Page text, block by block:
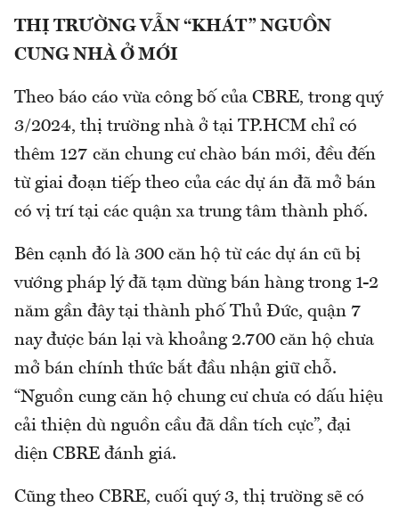
THỊ TRƯỜNG VẪN “KHÁT” NGUỒN
CUNG NHÀ Ở MỚI
Theo báo cáo vừa công bố của CBRE, trong quý
3/2024, thị trường nhà ở tại TP.HCM chỉ có
thêm 127 căn chung cư chào bán mới, đều đến
từ giai đoạn tiếp theo của các dự án đã mở bán
có vị trí tại các quận xa trung tâm thành phố.
Bên cạnh đó là 300 căn hộ từ các dự án cũ bị
vướng pháp lý đã tạm dừng bán hàng trong 1-2
năm gần đây tại thành phố Thủ Đức, quận 7
nay được bán lại và khoảng 2.700 căn hộ chưa
mở bán chính thức bắt đầu nhận giữ chỗ.
“Nguồn cung căn hộ chung cư chưa có dấu hiệu
cải thiện dù nguồn cầu đã dần tích cực”, đại
diện CBRE đánh giá.
Cũng theo CBRE, cuối quý 3, thị trường sẽ có